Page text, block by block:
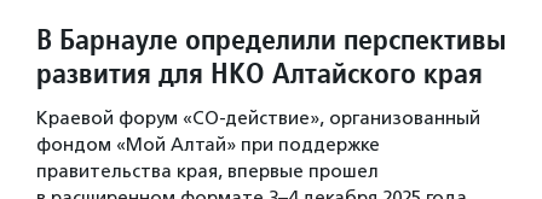
В Барнауле определили перспективы
развития для НКО Алтайского края
Краевой форум «СО-действие», организованный
фондом «Мой Алтай» при поддержке
правительства края, впервые прошел